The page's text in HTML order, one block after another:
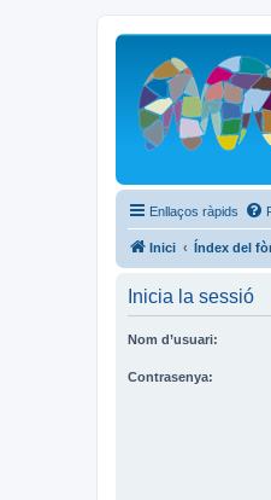
Enllaços ràpids
Inici Índex del
Inicia la sessió
Nom d’usuari:
Contrasenya: